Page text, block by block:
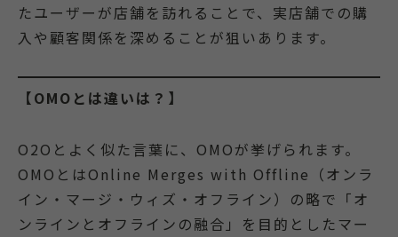
たユーザーが店舗を訪れることで、実店舗での購
入や顧客関係を深めることが狙いあります。
【OMOとは違いは？】
O2Oとよく似た言葉に、OMOが挙げられます。
OMOとはOnline Merges with Offline（オンラ
イン・マージ・ウィズ・オフライン）の略で「オ
ンラインとオフラインの融合」を目的としたマー